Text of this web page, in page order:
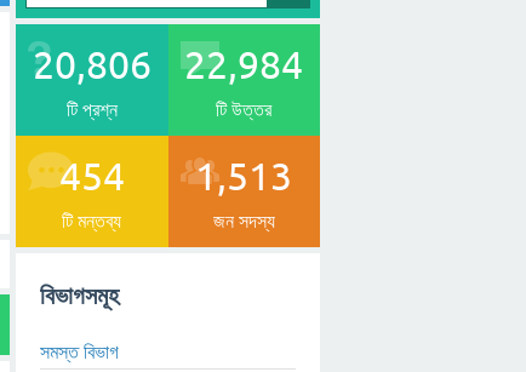
20,806
টি প্রশ্ন
22,984
টি উত্তর
454
টি মন্তব্য
1,513
জন সদস্য
বিভাগসমূহ
সমস্ত বিভাগ